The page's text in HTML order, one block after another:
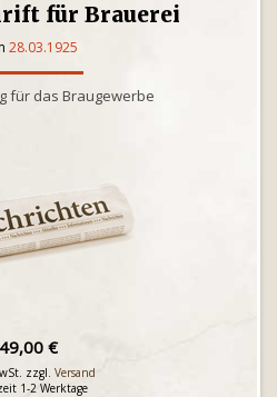
für Brauerei
28.03.1925
für das Braugewerbe
49,00 €
zzgl. Versand
1-2 Werktage